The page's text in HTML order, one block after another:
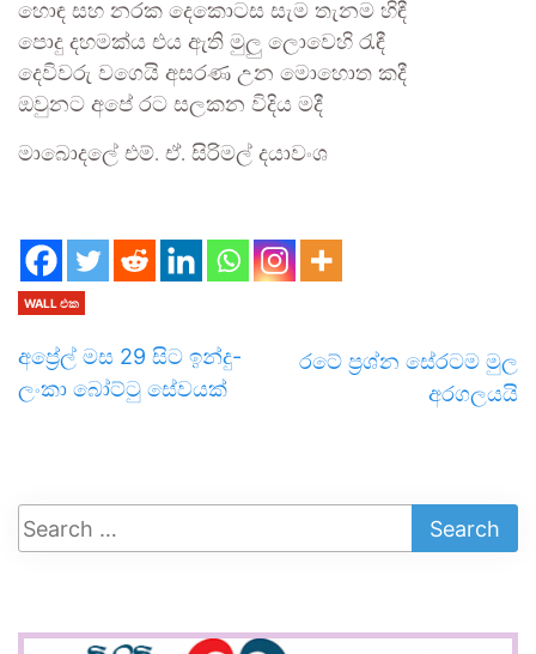
හොඳ සහ නරක දෙකොටස සැම තැනම හිඳී
පොදු දහමක්ය එය ඇති මුලු ලොවෙහි රැඳී
දෙවිවරු වගෙයි අසරණ උන මොහොත කදී
ඔවුනට අපේ රට සලකන විදිය මදී
මාබොදලේ එම්. ඒ. සිරිමල් දයාවංශ
WALL එක
අප්‍රේල් මස 29 සිට ඉන්දු-
ලංකා බෝට්ටු සේවයක්
රටේ ප්‍රශ්න සේරටම මුල
අරගලයයි